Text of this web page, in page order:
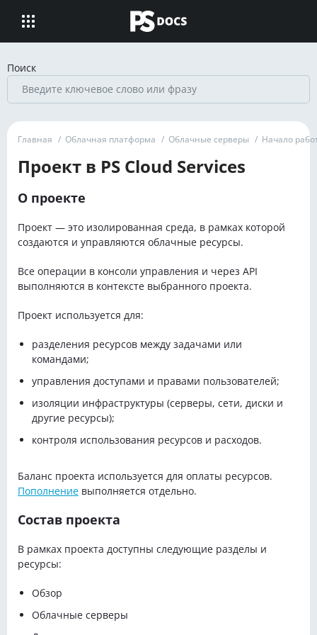
Поиск
Главная / Облачная платформа / Облачные серверы / Начало
Проект в PS Cloud Services
О проекте
Проект — это изолированная среда, в рамках которой
создаются и управляются облачные ресурсы.
Все операции в консоли управления и через API
выполняются в контексте выбранного проекта.
Проект используется для:
разделения ресурсов между задачами или
командами;
управления доступами и правами пользователей;
изоляции инфраструктуры (серверы, сети, диски и
другие ресурсы);
контроля использования ресурсов и расходов.
Баланс проекта используется для оплаты ресурсов.
Пополнение выполняется отдельно.
Состав проекта
В рамках проекта доступны следующие разделы и
ресурсы:
Обзор
Облачные серверы